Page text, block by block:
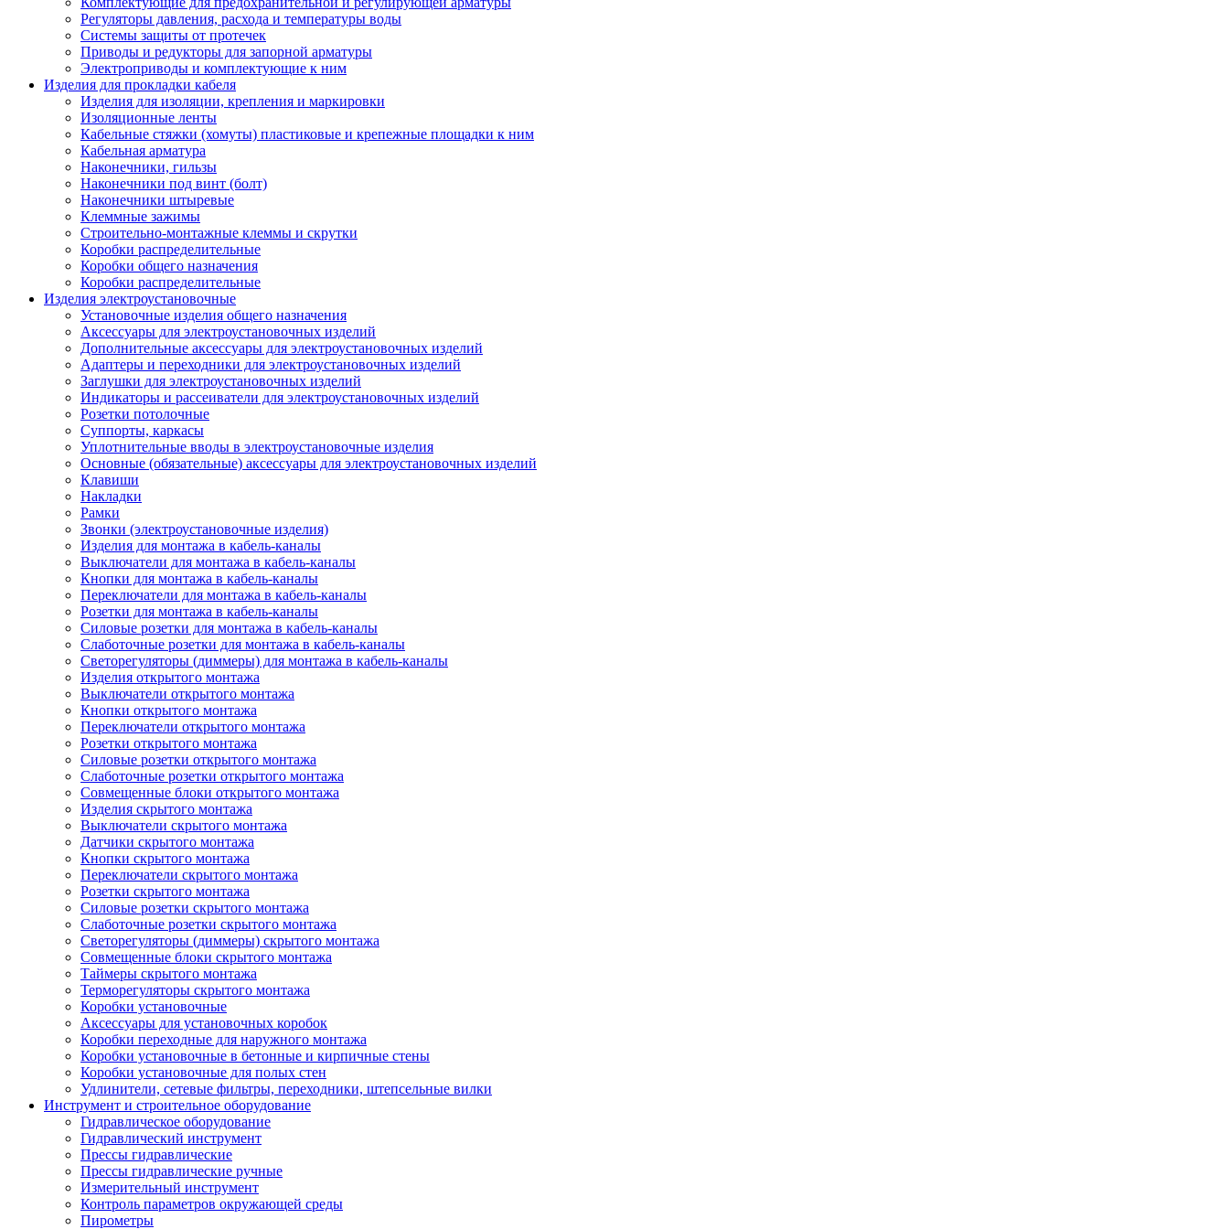
Регуляторы давления, расхода и температуры воды
Системы защиты от протечек
Приводы и редукторы для запорной арматуры
Электроприводы и комплектующие к ним
Изделия для прокладки кабеля
Изделия для изоляции, крепления и маркировки
Изоляционные ленты
Кабельные стяжки (хомуты) пластиковые и крепежные площадки к ним
Кабельная арматура
Наконечники, гильзы
Наконечники под винт (болт)
Наконечники штыревые
Клеммные зажимы
Строительно-монтажные клеммы и скрутки
Коробки распределительные
Коробки общего назначения
Коробки распределительные
Изделия электроустановочные
Установочные изделия общего назначения
Аксессуары для электроустановочных изделий
Дополнительные аксессуары для электроустановочных изделий
Адаптеры и переходники для электроустановочных изделий
Заглушки для электроустановочных изделий
Индикаторы и рассеиватели для электроустановочных изделий
Розетки потолочные
Суппорты, каркасы
Уплотнительные вводы в электроустановочные изделия
Основные (обязательные) аксессуары для электроустановочных изделий
Клавиши
Накладки
Рамки
Звонки (электроустановочные изделия)
Изделия для монтажа в кабель-каналы
Выключатели для монтажа в кабель-каналы
Кнопки для монтажа в кабель-каналы
Переключатели для монтажа в кабель-каналы
Розетки для монтажа в кабель-каналы
Силовые розетки для монтажа в кабель-каналы
Слаботочные розетки для монтажа в кабель-каналы
Светорегуляторы (диммеры) для монтажа в кабель-каналы
Изделия открытого монтажа
Выключатели открытого монтажа
Кнопки открытого монтажа
Переключатели открытого монтажа
Розетки открытого монтажа
Силовые розетки открытого монтажа
Слаботочные розетки открытого монтажа
Совмещенные блоки открытого монтажа
Изделия скрытого монтажа
Выключатели скрытого монтажа
Датчики скрытого монтажа
Кнопки скрытого монтажа
Переключатели скрытого монтажа
Розетки скрытого монтажа
Силовые розетки скрытого монтажа
Слаботочные розетки скрытого монтажа
Светорегуляторы (диммеры) скрытого монтажа
Совмещенные блоки скрытого монтажа
Таймеры скрытого монтажа
Терморегуляторы скрытого монтажа
Коробки установочные
Аксессуары для установочных коробок
Коробки переходные для наружного монтажа
Коробки установочные в бетонные и кирпичные стены
Коробки установочные для полых стен
Удлинители, сетевые фильтры, переходники, штепсельные вилки
Инструмент и строительное оборудование
Гидравлическое оборудование
Гидравлический инструмент
Прессы гидравлические
Прессы гидравлические ручные
Измерительный инструмент
Контроль параметров окружающей среды
Пирометры